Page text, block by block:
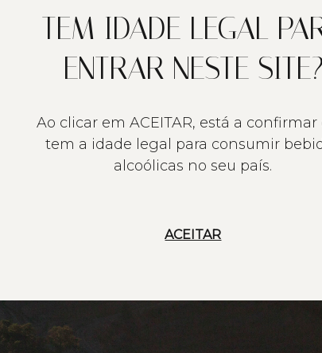
TEM IDADE LEGAL
ENTRAR NESTE SITE?
Ao clicar em ACEITAR, está a confirmar
tem a idade legal para consumir
alcoólicas no seu país.
ACEITAR